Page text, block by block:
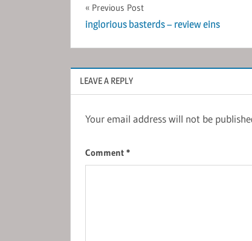
Post
navigation
Previous Post
inglorious basterds – review eins
LEAVE A REPLY
Your email address will not be
Comment *